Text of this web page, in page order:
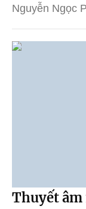
Nguyễn Ngọc
Thuyết âm